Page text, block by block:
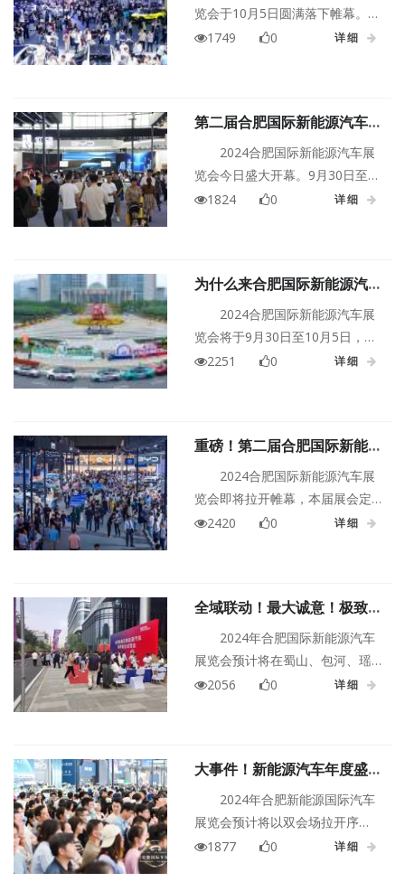
览会于10月5日圆满落下帷幕。本
届车展以徽动全球，一路向前为
汽车品牌、千余款展车，20余款
新车和技术在车展上首发首秀。
1749 0 详细
第二届合肥国际新能源汽车展
览会今日开幕
2024合肥国际新能源汽车展
览会今日盛大开幕。9月30日至10
月5日，安徽进入车展周，这场金
台，首发首秀车型和技术20多
款。首次启用双主会场——滨湖
国际会展中心、合肥骆岗公园及
六大分会场，展出面积超26万平
1824 0 详细
为什么来合肥国际新能源汽车
展买新能源车？
2024合肥国际新能源汽车展
览会将于9月30日至10月5日，火
热来袭！性能、价钱、颜值……寻
2251 0 详细
重磅！第二届合肥国际新能源
汽车展览会正式官宣！
2024合肥国际新能源汽车展
览会即将拉开帷幕，本届展会定
于9月30日至10月5日。近100家
的巨大舞台。本届车展设有两个
主会场——合肥滨湖国际会展中
心、合肥骆岗公园。作为金秋最
值得期待的大型车展，这注定是
2420 0 详细
全域联动！最大诚意！极致热
情！2024年合肥国际新能源
汽车展览会为你而来~
2024年合肥国际新能源汽车
展览会预计将在蜀山、包河、瑶
海、庐阳、长丰和肥西等地区的
2056 0 详细
大事件！新能源汽车年度盛事
—合肥国际新能源汽车展即将
2024年合肥新能源国际汽车
展览会预计将以双会场拉开序
幕，观众们在两个极具代表性的
1877 0 详细